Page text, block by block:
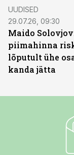
UUDISED
29.07.26, 09:30
Maido
piimahinna
lõputult ühe
kanda jätta